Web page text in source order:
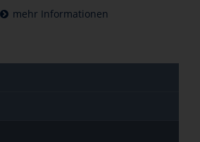
mehr Informationen